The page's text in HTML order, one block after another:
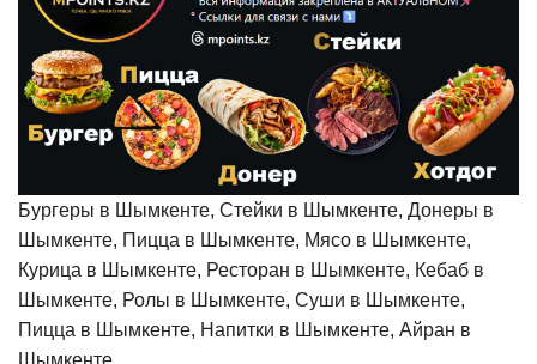
Бургеры в Шымкенте, Стейки в Шымкенте, Донеры в
Шымкенте, Пицца в Шымкенте, Мясо в Шымкенте,
Курица в Шымкенте, Ресторан в Шымкенте, Кебаб в
Шымкенте, Ролы в Шымкенте, Суши в Шымкенте,
Пицца в Шымкенте, Напитки в Шымкенте, Айран в